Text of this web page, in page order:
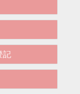
記